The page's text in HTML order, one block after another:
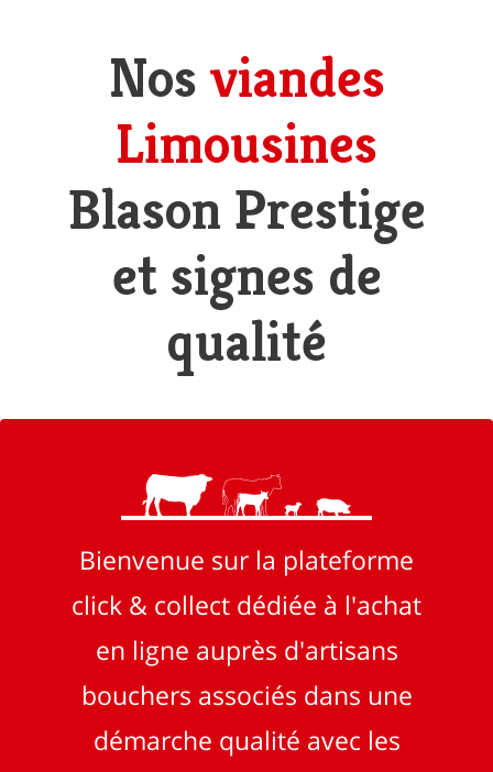
Nos viandes
Limousines
Blason Prestige
et signes de
qualité
Bienvenue sur la plateforme
click & collect dédiée à l'achat
en ligne auprès d'artisans
bouchers associés dans une
démarche qualité avec les